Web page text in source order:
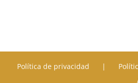
Política de privacidad